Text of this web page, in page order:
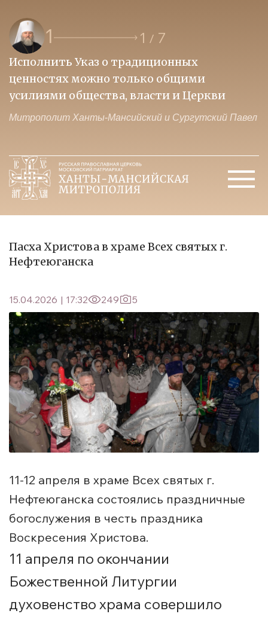
1 1 / 7
Исполнить Указ о традиционных
ценностях можно только общими
усилиями общества, власти и Церкви
Митрополит Ханты-Мансийский и Сургутский Павел
Пасха Христова в храме Всех святых г.
Нефтеюганска
15.04.2026 | 17:32 249 5
11-12 апреля в храме Всех святых г.
Нефтеюганска состоялись праздничные
богослужения в честь праздника
Воскресения Христова.
11 апреля по окончании
Божественной Литургии
духовенство храма совершило